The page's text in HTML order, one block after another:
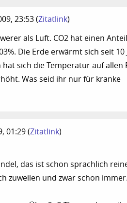
23:53 (Zitatlink)
als Luft. CO2 hat einen
Die Erde erwärmt sich seit 10
sich die Temperatur auf allen
Was seid ihr nur für kranke
01:29 (Zitatlink)
das ist schon sprachlich
zuweilen und zwar schon